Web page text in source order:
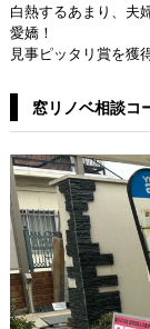
白熱するあまり、夫
愛嬌！
見事ピッタリ賞を獲
窓リノベ相談コ